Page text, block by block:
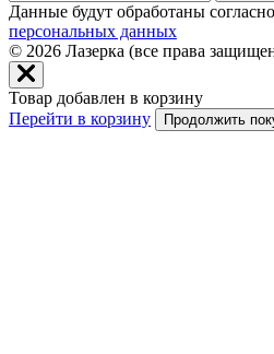
Данные будут обработаны согласно
персональных данных
© 2026 Лазерка (все права
Товар добавлен в корзину
Перейти в корзину
Продолжить